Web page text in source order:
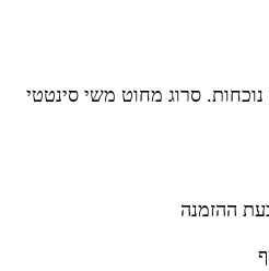
נוכחות. סרוג מחוט משי סינטטי
ההזמנה